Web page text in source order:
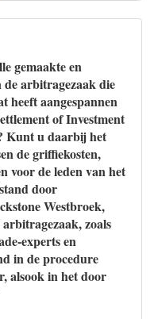
gemaakte en
de arbitragezaak die
heeft aangespannen
of Investment
Kunt u daarbij het
de griffiekosten,
voor de leden van het
door
Westbroek,
zoals
experts en
in de procedure
alsook in het door